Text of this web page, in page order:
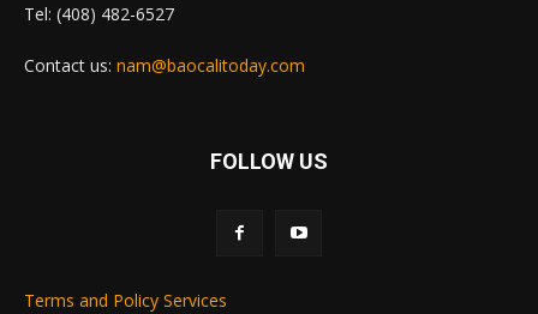
Tel: (408) 482-6527
Contact us: nam@baocalitoday.com
FOLLOW US
Terms and Policy Services